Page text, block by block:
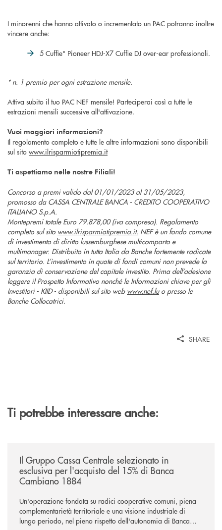
I minorenni che hanno attivato o incrementato un PAC potranno inoltre
vincere anche:
5 Cuffie* Pioneer HDJ-X7 Cuffie DJ over-ear professionali.
* n. 1 premio per ogni estrazione mensile.
Attiva subito il tuo PAC NEF mensile! Parteciperai così a tutte le
estrazioni mensili successive all'attivazione.
Vuoi maggiori informazioni?
Il regolamento completo e tutte le altre informazioni sono disponibili
sul sito www.ilrisparmiotipremia.it
Ti aspettiamo nelle nostre Filiali!
Concorso a premi valido dal 01/01/2023 al 31/05/2023,
promosso da CASSA CENTRALE BANCA - CREDITO COOPERATIVO
ITALIANO S.p.A.
Montepremi totale Euro 79.878,00 (iva compresa). Regolamento
completo sul sito www.ilrisparmiotipremia.it. NEF è un fondo comune
di investimento di diritto lussemburghese multicomparto e
multimanager. Distribuito in tutta Italia da Banche fortemente radicate
sul territorio. L’investimento in quote di fondi comuni non prevede la
garanzia di conservazione del capitale investito. Prima dell’adesione
leggere il Prospetto Informativo nonché le Informazioni chiave per gli
Investitori - KIID - disponibili sul sito web www.nef.luo presso le
Banche Collocatrici.
SHARE
Ti potrebbe interessare anche:
Il Gruppo Cassa Centrale selezionato in
esclusiva per l'acquisto del 15% di Banca
Cambiano 1884
Un'operazione fondata su radici cooperative comuni, piena
complementarietà territoriale e una visione industriale di
lungo periodo, nel pieno rispetto dell'autonomia di Banca